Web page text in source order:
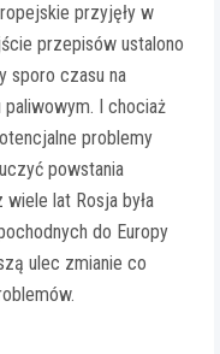
przyjęły w
przepisów ustalono
sporo czasu na
I chociaż
problemy
powstania
lat Rosja była
do Europy
ulec zmianie co